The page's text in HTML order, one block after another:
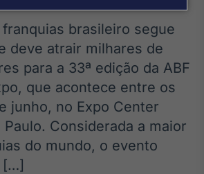
Broadcast
Agro
Tudo sobre o
agronegócio
Broadcast
Político
Os bastidores da
brasileiro segue
deve atrair milhares de
para a 33ª edição da ABF
que acontece entre os
junho, no Expo Center
Considerada a maior
do mundo, o evento
[…]